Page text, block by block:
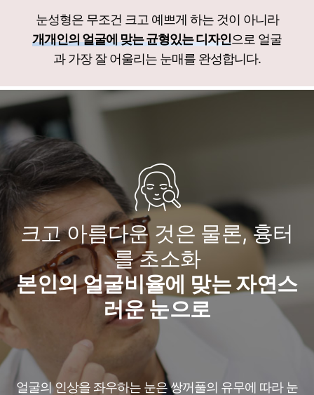
눈성형은 무조건 크고 예쁘게 하는 것이 아니라
개개인의 얼굴에 맞는 균형있는 디자인으로 얼굴
과 가장 잘 어울리는 눈매를 완성합니다.
크고 아름다운 것은 물론, 흉터
를 초소화
본인의 얼굴비율에 맞는 자연스
러운 눈으로
얼굴의 인상을 좌우하는 눈은 쌍꺼풀의 유무에 따라 눈